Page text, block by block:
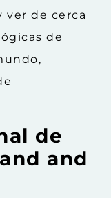
ver de cerca
de
de
and